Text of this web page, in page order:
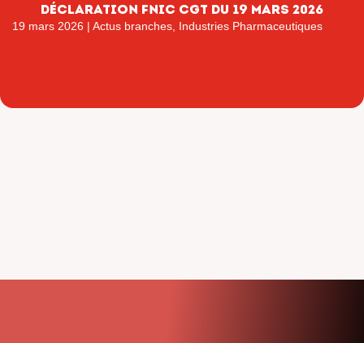
déclaration fnic cgt du 19 mars 2026
19 mars 2026 | Actus branches Industries Pharmaceutiques